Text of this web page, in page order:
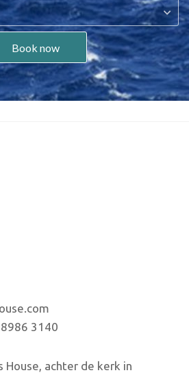
Book now
3140
House, achter de kerk in